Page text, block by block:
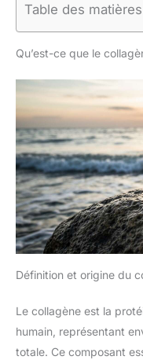
Table des matières
Qu’est-ce que le
Définition et origine du
Le collagène est la
humain, représentant
totale. Ce composant